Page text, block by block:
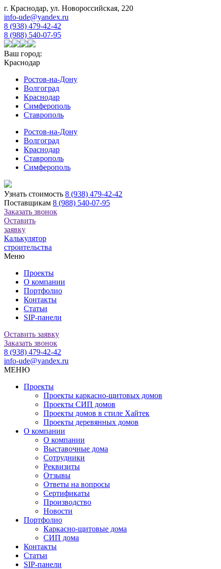
г. Краснодар, ул. Новороссийская, 220
info-ude@yandex.ru
8 (938) 479-42-42
8 (988) 540-07-95
Ваш город:
Краснодар
Ростов-на-Дону
Волгоград
Краснодар
Симферополь
Ставрополь
Ростов-на-Дону
Волгоград
Краснодар
Ставрополь
Симферополь
Узнать стоимость 8 (938) 479-42-42
Поставщикам 8 (988) 540-07-95
Заказать звонок
Оставить
заявку
Калькулятор
строительства
Меню
Проекты
О компании
Портфолио
Контакты
Статьи
SIP-панели
Оставить заявку
Заказать звонок
8 (938) 479-42-42
info-ude@yandex.ru
МЕНЮ
Проекты
Проекты каркасно-щитовых домов
Проекты СИП домов
Проекты домов в стиле Хайтек
Проекты деревянных домов
О компании
О компании
Выставочные дома
Сотрудники
Реквизиты
Отзывы
Ответы на вопросы
Сертификаты
Производство
Новости
Портфолио
Каркасно-щитовые дома
СИП дома
Контакты
Статьи
SIP-панели